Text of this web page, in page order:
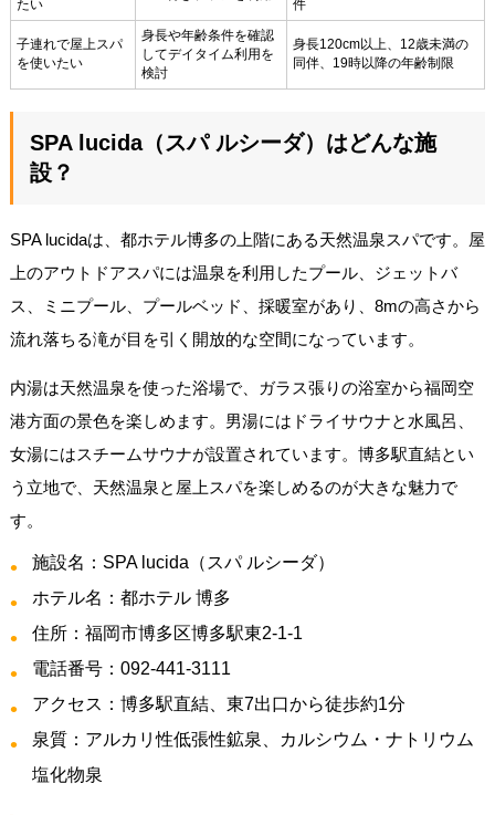
たい
件
子連れで屋上スパ
を使いたい
身長や年齢条件を確認
してデイタイム利用を
検討
身長120cm以上、12歳未満の
同伴、19時以降の年齢制限
SPA lucida（スパ ルシーダ）はどんな施
設？
SPA lucidaは、都ホテル博多の上階にある天然温泉スパです。屋
上のアウトドアスパには温泉を利用したプール、ジェットバ
ス、ミニプール、プールベッド、採暖室があり、8mの高さから
流れ落ちる滝が目を引く開放的な空間になっています。
内湯は天然温泉を使った浴場で、ガラス張りの浴室から福岡空
港方面の景色を楽しめます。男湯にはドライサウナと水風呂、
女湯にはスチームサウナが設置されています。博多駅直結とい
う立地で、天然温泉と屋上スパを楽しめるのが大きな魅力で
す。
施設名：SPA lucida（スパ ルシーダ）
ホテル名：都ホテル 博多
住所：福岡市博多区博多駅東2-1-1
電話番号：092-441-3111
アクセス：博多駅直結、東7出口から徒歩約1分
泉質：アルカリ性低張性鉱泉、カルシウム・ナトリウム
塩化物泉